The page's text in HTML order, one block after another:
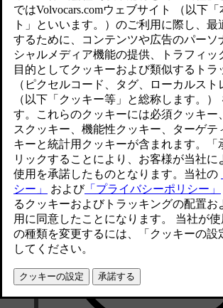
正しく着用および調節されたシート